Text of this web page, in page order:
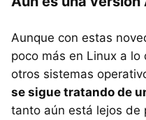
Aunque con estas
poco más en Linux a
otros sistemas
se sigue tratando de
tanto aún está lejos de